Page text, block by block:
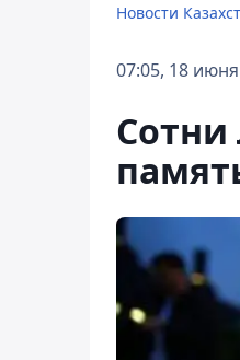
Новости
07:05, 18
Сотни